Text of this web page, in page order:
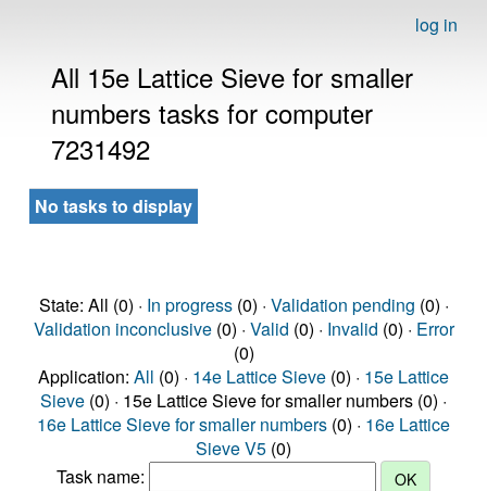
log in
All 15e Lattice Sieve for smaller
numbers tasks for computer
7231492
No tasks to display
State: All (0) · In progress(0) · Validation pending (0) ·
Validation inconclusive(0) · Valid (0) · Invalid (0) · Error
(0)
Application: All (0) · 14e Lattice Sieve (0) · 15e Lattice
Sieve (0) · 15e Lattice Sieve for smaller numbers (0) ·
16e Lattice Sieve for smaller numbers (0) · 16e Lattice
Sieve V5 (0)
Task name: